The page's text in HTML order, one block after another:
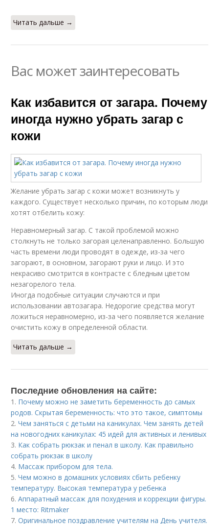
Читать дальше →
Вас может заинтересовать
Как избавится от загара. Почему
иногда нужно убрать загар с
кожи
Желание убрать загар с кожи может возникнуть у
каждого. Существует несколько причин, по которым люди
хотят отбелить кожу:
Неравномерный загар. С такой проблемой можно
столкнуть не только загорая целенаправленно. Большую
часть времени люди проводят в одежде, из-за чего
загорают, в основном, загорают руки и лицо. И это
некрасиво смотрится в контрасте с бледным цветом
незагорелого тела.
Иногда подобные ситуации случаются и при
использовании автозагара. Недорогие средства могут
ложиться неравномерно, из-за чего появляется желание
очистить кожу в определенной области.
Читать дальше →
Последние обновления на сайте:
1. Почему можно не заметить беременность до самых
родов. Скрытая беременность: что это такое, симптомы
2.Чем заняться с детьми на каникулах. Чем занять детей
на новогодних каникулах: 45 идей для активных и ленивых
3. Как собрать рюкзак и пенал в школу. Как правильно
собрать рюкзак в школу
4. Массаж прибором для тела.
5.Чем можно в домашних условиях сбить ребенку
температуру. Высокая температура у ребенка
6.Аппаратный массаж для похудения и коррекции фигуры.
1 место: Ritmaker
7.Оригинальное поздравление учителям на День учителя.